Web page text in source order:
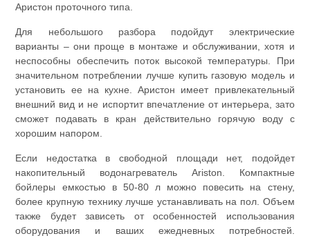
Аристон проточного типа.
Для небольшого разбора подойдут электрические
варианты – они проще в монтаже и обслуживании, хотя и
неспособны обеспечить поток высокой температуры. При
значительном потреблении лучше купить газовую модель и
установить ее на кухне. Аристон имеет привлекательный
внешний вид и не испортит впечатление от интерьера, зато
сможет подавать в кран действительно горячую воду с
хорошим напором.
Если недостатка в свободной площади нет, подойдет
накопительный водонагреватель Ariston. Компактные
бойлеры емкостью в 50-80 л можно повесить на стену,
более крупную технику лучше устанавливать на пол. Объем
также будет зависеть от особенностей использования
оборудования и ваших ежедневных потребностей.